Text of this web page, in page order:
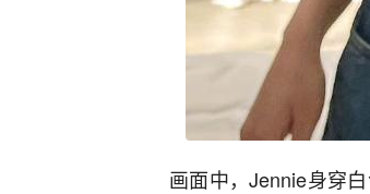
画面中，Jennie身穿